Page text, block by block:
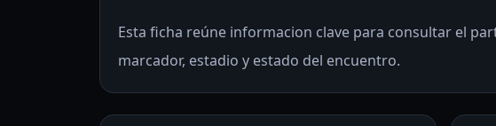
Esta ficha reúne informacion clave para consultar el
marcador, estadio y estado del encuentro.